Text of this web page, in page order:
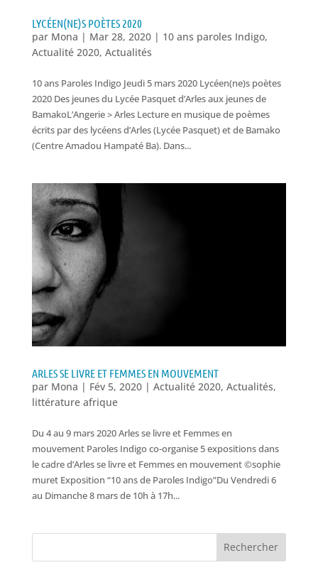
LYCÉEN(NE)S POÈTES 2020
par Mona | Mar 28, 2020| 10 ans paroles Indigo,
Actualité 2020, Actualités
10 ans Paroles Indigo Jeudi 5 mars 2020 Lycéen(ne)s poètes
2020 Des jeunes du Lycée Pasquet d’Arles aux jeunes de
BamakoL’Angerie > Arles Lecture en musique de poèmes
écrits par des lycéens d’Arles (Lycée Pasquet) et de Bamako
(Centre Amadou Hampaté Ba). Dans...
ARLES SE LIVRE ET FEMMES EN MOUVEMENT
par Mona | Fév 5, 2020| Actualité 2020, Actualités,
littérature afrique
Du 4 au 9 mars 2020 Arles se livre et Femmes en
mouvement Paroles Indigo co-organise 5 expositions dans
le cadre d’Arles se livre et Femmes en mouvement ©sophie
muret Exposition “10 ans de Paroles Indigo”Du Vendredi 6
au Dimanche 8 mars de 10h à 17h...